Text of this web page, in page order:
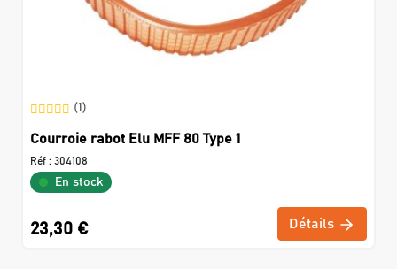
(1)
Courroie rabot Elu MFF 80 Type 1
Réf : 304108
En stock
23,30 € Détails